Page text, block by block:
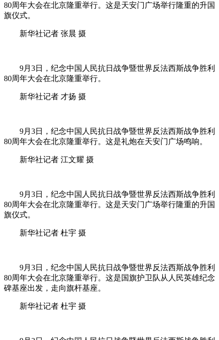
80周年大会在北京隆重举行。这是天安门广场举行隆重的升国
旗仪式。
新华社记者 张晨 摄
9月3日，纪念中国人民抗日战争暨世界反法西斯战争胜利
80周年大会在北京隆重举行。
新华社记者 才扬 摄
9月3日，纪念中国人民抗日战争暨世界反法西斯战争胜利
80周年大会在北京隆重举行。这是礼炮在天安门广场鸣响。
新华社记者 江文耀 摄
9月3日，纪念中国人民抗日战争暨世界反法西斯战争胜利
80周年大会在北京隆重举行。这是天安门广场举行隆重的升国
旗仪式。
新华社记者 杜宇 摄
9月3日，纪念中国人民抗日战争暨世界反法西斯战争胜利
80周年大会在北京隆重举行。这是国旗护卫队从人民英雄纪念
碑基座出发，走向旗杆基座。
新华社记者 杜宇 摄